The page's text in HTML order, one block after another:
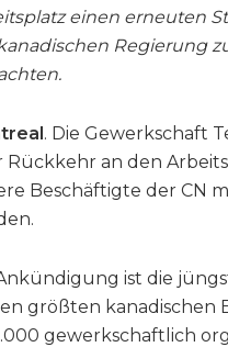
einen erneuten
Regierung
. Die Gewerkschaft
Rückkehr an den
Beschäftigte der CN
ist die
größten kanadischen
gewerkschaftlich